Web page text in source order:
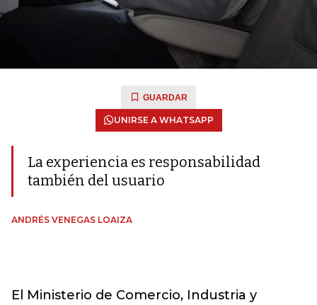
GUARDAR
UNIRSE A WHATSAPP
La experiencia es responsabilidad
también del usuario
ANDRÉS VENEGAS LOAIZA
El Ministerio de Comercio, Industria y